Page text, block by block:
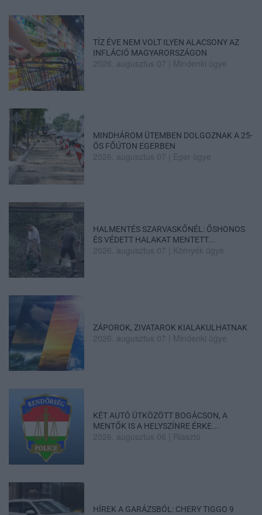
TÍZ ÉVE NEM VOLT ILYEN ALACSONY AZ
INFLÁCIÓ MAGYARORSZÁGON
2026. augusztus 07 Mindenki ügye
MINDHÁROM ÜTEMBEN DOLGOZNAK A 25-
ÖS FŐÚTON EGERBEN
2026. augusztus 07 Eger ügye
HALMENTÉS SZARVASKŐNÉL: ŐSHONOS
ÉS VÉDETT HALAKAT MENTETT...
2026. augusztus 07 Környék ügye
ZÁPOROK, ZIVATAROK KIALAKULHATNAK
2026. augusztus 07 Mindenki ügye
KÉT AUTÓ ÜTKÖZÖTT BOGÁCSON, A
MENTŐK IS A HELYSZÍNRE ÉRKE...
2026. augusztus 06 Riasztó
HÍREK A GARÁZSBÓL: CHERY TIGGO 9